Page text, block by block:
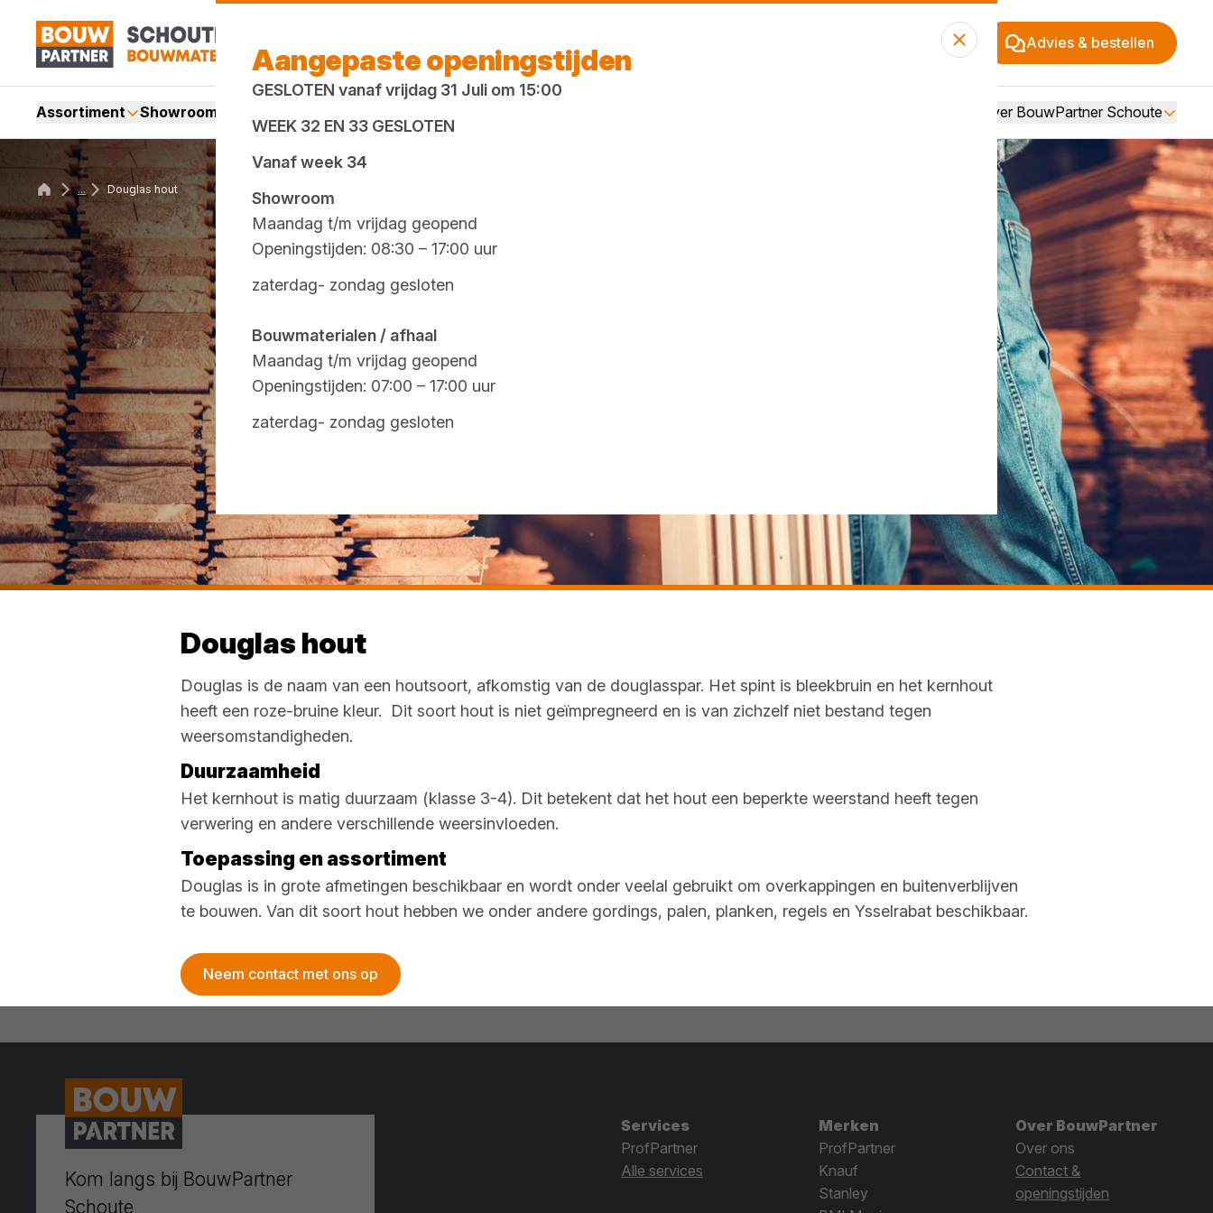
Advies & bestellen
Assortiment Showroom Over BouwPartner Schoute
... Douglas hout
Douglas hout
Douglas is de naam van een houtsoort, afkomstig van de douglasspar. Het spint is bleekbruin en het kernhout
heeft een roze-bruine kleur. Dit soort hout is niet geïmpregneerd en is van zichzelf niet bestand tegen
weersomstandigheden.
Duurzaamheid
Het kernhout is matig duurzaam (klasse 3-4). Dit betekent dat het hout een beperkte weerstand heeft tegen
verwering en andere verschillende weersinvloeden.
Toepassing en assortiment
Douglas is in grote afmetingen beschikbaar en wordt onder veelal gebruikt om overkappingen en buitenverblijven
te bouwen. Van dit soort hout hebben we onder andere gordings, palen, planken, regels en Ysselrabat beschikbaar.
Neem contact met ons op
Aangepaste openingstijden
GESLOTEN vanaf vrijdag 31 Juli om 15:00
WEEK 32 EN 33 GESLOTEN
Vanaf week 34
Showroom
Maandag t/m vrijdag geopend
Openingstijden: 08:30 – 17:00 uur
zaterdag- zondag gesloten
Bouwmaterialen / afhaal
Maandag t/m vrijdag geopend
Openingstijden: 07:00 – 17:00 uur
zaterdag- zondag gesloten
Kom langs bij BouwPartner
Schoute
Services
ProfPartner
Alle services
Merken
ProfPartner
Knauf
Stanley
Over BouwPartner
Over ons
Contact &
openingstijden